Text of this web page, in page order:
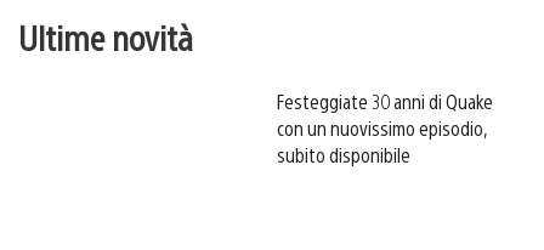
Ultime novità
Festeggiate 30 anni di Quake
con un nuovissimo episodio,
subito disponibile